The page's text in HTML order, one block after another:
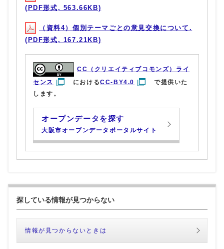
(PDF形式, 563.66KB)
（資料4）個別テーマごとの意見交換について.
(PDF形式, 167.21KB)
CC（クリエイティブコモンズ）ライ
センス
におけるCC-BY4.0
で提供いた
します。
オープンデータを探す
大阪市オープンデータポータルサイト
探している情報が見つからない
情報が見つからないときは